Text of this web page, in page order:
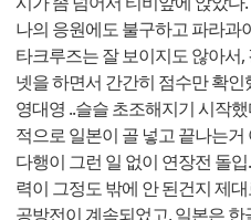
나의 응원에도 불구하고 파라과
타크루즈는 잘 보이지도 않아서
넷을 하면서 간간히 점수만 확
영대영 ..슬슬 초조해지기 시작
적으로 일본이 골 넣고 끝나는
다행이 그런 일 없이 연장전 돌
력이 그정도 밖에 안 된건지 제
공방전이 계속되었고, 일본은